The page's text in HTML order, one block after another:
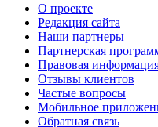
О проекте
Редакция сайта
Наши партнеры
Партнерская
Правовая
Отзывы клиентов
Частые вопросы
Мобильное
Обратная связь